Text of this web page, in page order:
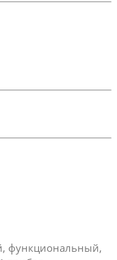
функциональный,